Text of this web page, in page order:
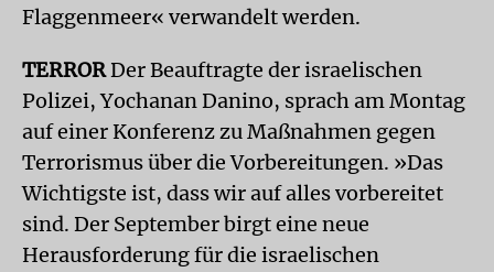
Flaggenmeer« verwandelt werden.
TERRORDer Beauftragte der israelischen
Polizei, Yochanan Danino, sprach am Montag
auf einer Konferenz zu Maßnahmen gegen
Terrorismus über die Vorbereitungen. »Das
Wichtigste ist, dass wir auf alles vorbereitet
sind. Der September birgt eine neue
Herausforderung für die israelischen